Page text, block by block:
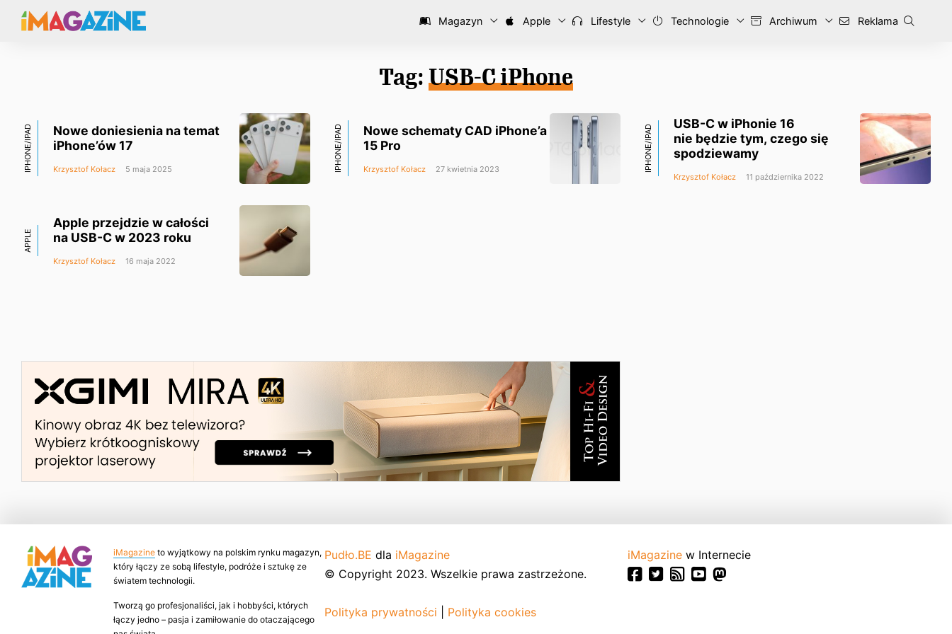
Magazyn Apple Lifestyle Technologie Archiwum Reklama
Tag: USB-C iPhone
IPHONE/IPAD
Nowe doniesienia na temat
iPhone’ów 17
Krzysztof Kołacz 5 maja 2025 IPHONE/IPAD
Nowe schematy CAD iPhone’a
15 Pro
Krzysztof Kołacz 27 kwietnia 2023 IPHONE/IPAD
USB-C w iPhonie 16
nie będzie tym, czego się
spodziewamy
Krzysztof Kołacz 11 października 2022
APPLE
Apple przejdzie w całości
na USB-C w 2023 roku
Krzysztof Kołacz 16 maja 2022
iMagazine to wyjątkowy na polskim rynku magazyn,
który łączy ze sobą lifestyle, podróże i sztukę ze
światem technologii.
Tworzą go profesjonaliści, jak i hobbyści, których
łączy jedno – pasja i zamiłowanie do otaczającego
Pudło.BE dla iMagazine
© Copyright 2023. Wszelkie prawa zastrzeżone.
Polityka prywatności Polityka cookies
iMagazine w Internecie